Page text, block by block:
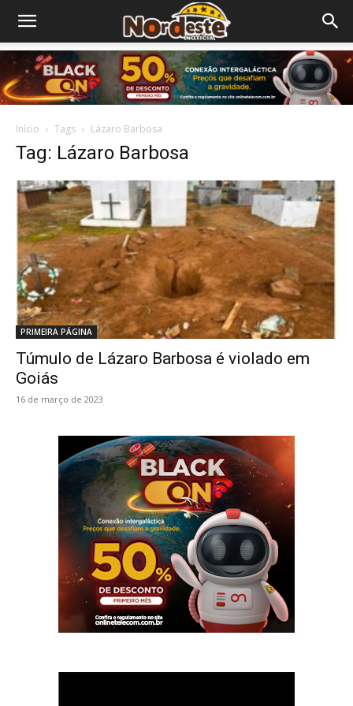
Início Tags Lázaro Barbosa
Tag: Lázaro Barbosa
PRIMEIRA PÁGINA
Túmulo de Lázaro Barbosa é violado em
Goiás
16 de março de 2023